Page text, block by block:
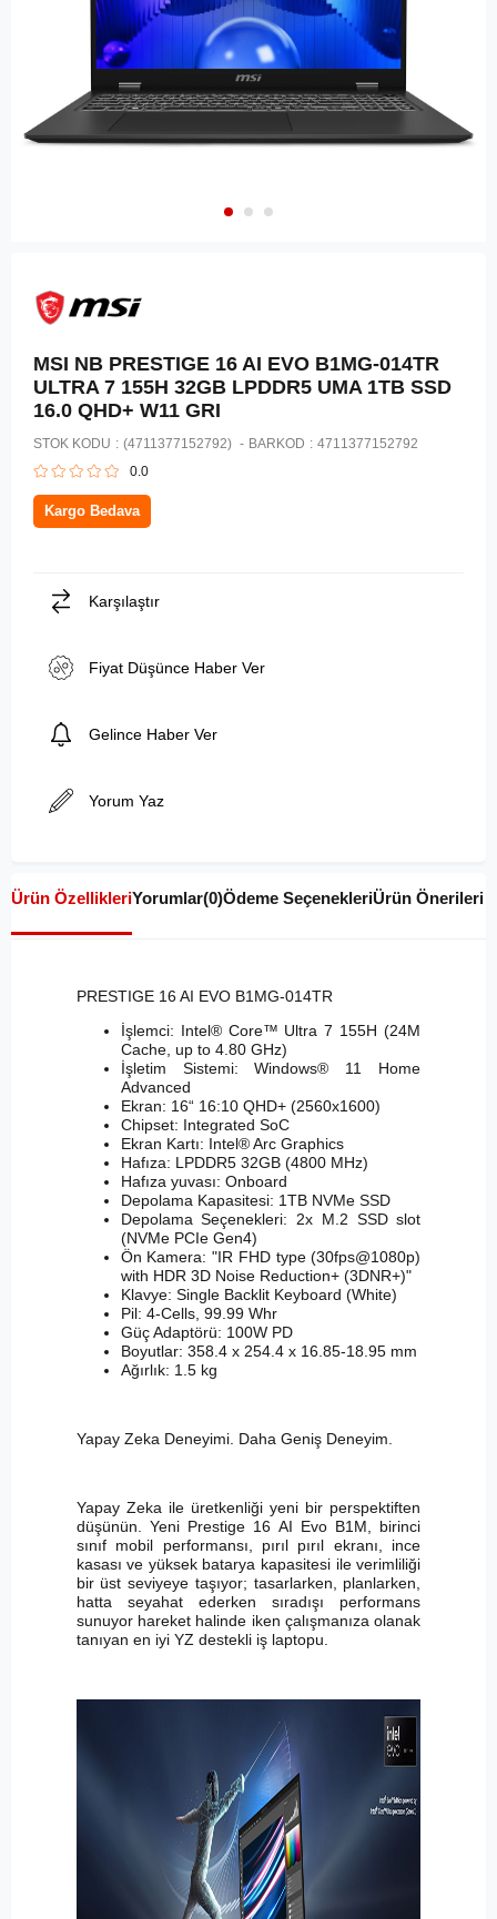
MSI NB PRESTIGE 16 AI EVO B1MG-014TR
ULTRA 7 155H 32GB LPDDR5 UMA 1TB SSD
16.0 QHD+ W11 GRI
STOK KODU (4711377152792) BARKOD : 4711377152792
0.0
Kargo Bedava
Karşılaştır
Fiyat Düşünce Haber Ver
Gelince Haber Ver
Yorum Yaz
Ürün ÖzellikleriYorumlar(0)Ödeme SeçenekleriÜrün Önerileri
PRESTIGE 16 AI EVO B1MG-014TR
İşlemci: Intel® Core™ Ultra 7 155H (24M
Cache, up to 4.80 GHz)
İşletim Sistemi: Windows® 11 Home
Advanced
Ekran: 16“ 16:10 QHD+ (2560x1600)
Chipset: Integrated SoC
Ekran Kartı: Intel® Arc Graphics
Hafıza: LPDDR5 32GB (4800 MHz)
Hafıza yuvası: Onboard
Depolama Kapasitesi: 1TB NVMe SSD
Depolama Seçenekleri: 2x M.2 SSD slot
(NVMe PCIe Gen4)
Ön Kamera: "IR FHD type (30fps@1080p)
with HDR 3D Noise Reduction+ (3DNR+)"
Klavye: Single Backlit Keyboard (White)
Pil: 4-Cells, 99.99 Whr
Güç Adaptörü: 100W PD
Boyutlar: 358.4 x 254.4 x 16.85-18.95 mm
Ağırlık: 1.5 kg
Yapay Zeka Deneyimi. Daha Geniş Deneyim.
Yapay Zeka ile üretkenliği yeni bir perspektiften
düşünün. Yeni Prestige 16 AI Evo B1M, birinci
sınıf mobil performansı, pırıl pırıl ekranı, ince
kasası ve yüksek batarya kapasitesi ile verimliliği
bir üst seviyeye taşıyor; tasarlarken, planlarken,
hatta seyahat ederken sıradışı performans
sunuyor hareket halinde iken çalışmanıza olanak
tanıyan en iyi YZ destekli iş laptopu.